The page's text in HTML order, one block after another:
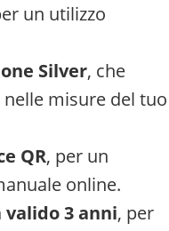
un utilizzo
Silver, che
nelle misure del tuo
QR, per un
online.
3 anni, per